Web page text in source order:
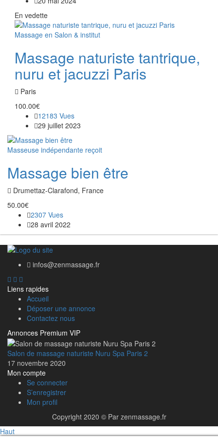
En vedette
Massage en Salon & institut
Massage naturiste tantrique,
nuru et jacuzzi Paris
Paris
100.00€
12183 Vues
29 juillet 2023
Masseuse indépendante reçoit
Massage bien être
Drumettaz-Clarafond, France
50.00€
2307 Vues
28 avril 2022
infos@zenmassage.fr
Liens rapides
Accueil
Déposer une annonce
Contactez nous
Annonces Premium VIP
Salon de massage naturiste Nuru Spa Paris 2
17 novembre 2020
Mon compte
Se connecter
S’enregistrer
Mon profil
Copyright 2020 © Par zenmassage.fr
Haut